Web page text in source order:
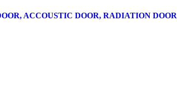
ACCOUSTIC DOOR, RADIATION